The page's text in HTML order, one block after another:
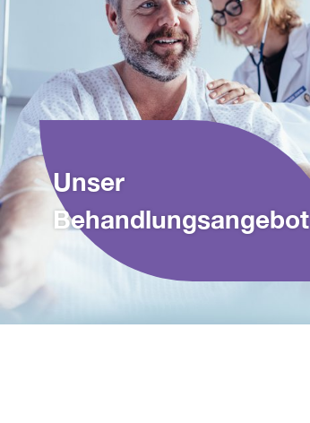
Unser
Behandlungsangebot